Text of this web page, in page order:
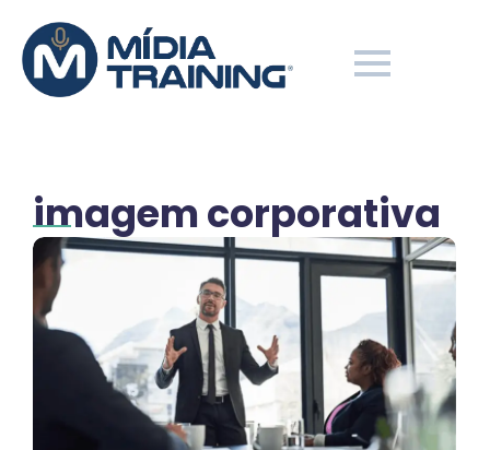
imagem corporativa